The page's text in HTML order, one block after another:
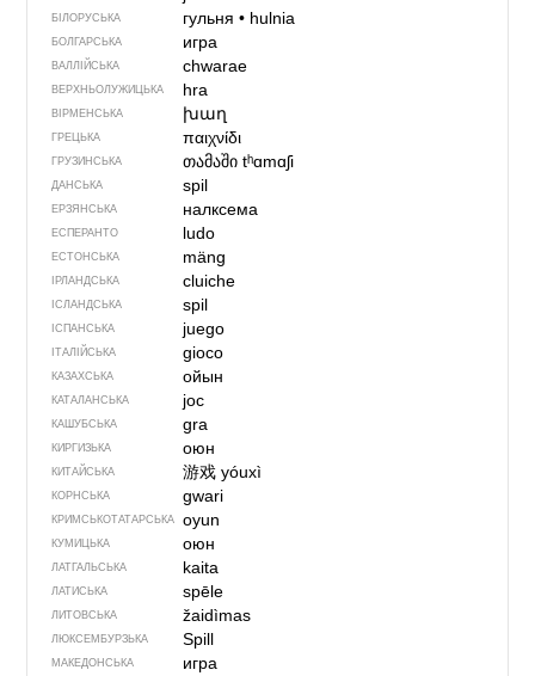
БІЛОРУСЬКА гульня• hulnia
БОЛГАРСЬКА игра
ВАЛЛІЙСЬКА chwarae
ВЕРХНЬОЛУЖИЦЬКА hra
ВІРМЕНСЬКА խաղ
ГРЕЦЬКА παιχνίδι
ГРУЗИНСЬКА თამაშიtʰɑmɑʃi
ДАНСЬКА spil
ЕРЗЯНСЬКА налксема
ЕСПЕРАНТО ludo
ЕСТОНСЬКА mäng
ІРЛАНДСЬКА cluiche
ІСЛАНДСЬКА spil
ІСПАНСЬКА juego
ІТАЛІЙСЬКА gioco
КАЗАХСЬКА ойын
КАТАЛАНСЬКА joc
КАШУБСЬКА gra
КИРГИЗЬКА оюн
КИТАЙСЬКА 游戏yóuxì
КОРНСЬКА gwari
КРИМСЬКОТАТАРСЬКА oyun
КУМИЦЬКА оюн
ЛАТГАЛЬСЬКА kaita
ЛАТИСЬКА spēle
ЛИТОВСЬКА žaidìmas
ЛЮКСЕМБУРЗЬКА Spill
МАКЕДОНСЬКА игра